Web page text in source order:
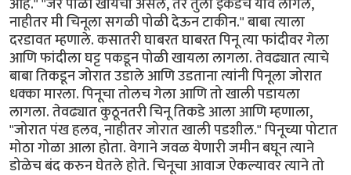
नाहीतर मी चिनूला सगळी पोळी देऊन टाकीन." बाबा त्याला
दरडावत म्हणाले. कसातरी घाबरत घाबरत पिनू त्या फांदीवर गेला
आणि फांदीला घट्ट पकडून पोळी खायला लागला. तेवढ्यात त्याचे
बाबा तिकडून जोरात उडाले आणि उडताना त्यांनी पिनूला जोरात
धक्का मारला. पिनूचा तोलच गेला आणि तो खाली पडायला
लागला. तेवढ्यात कुठूनतरी चिनू तिकडे आला आणि म्हणाला,
"जोरात पंख हलव, नाहीतर जोरात खाली पडशील." पिनूच्या पोटात
मोठा गोळा आला होता. वेगाने जवळ येणारी जमीन बघून त्याने
डोळेच बंद करुन घेतले होते. चिनूचा आवाज ऐकल्यावर त्याने तो